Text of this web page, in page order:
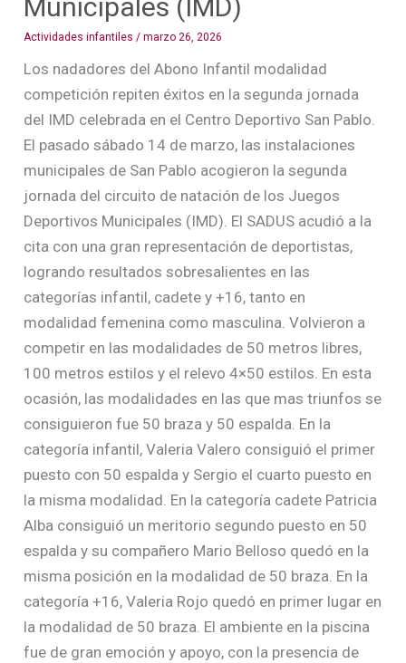
Municipales (IMD)
Actividades infantiles /marzo 26, 2026
Los nadadores del Abono Infantil modalidad
competición repiten éxitos en la segunda jornada
del IMD celebrada en el Centro Deportivo San Pablo.
El pasado sábado 14 de marzo, las instalaciones
municipales de San Pablo acogieron la segunda
jornada del circuito de natación de los Juegos
Deportivos Municipales (IMD). El SADUS acudió a la
cita con una gran representación de deportistas,
logrando resultados sobresalientes en las
categorías infantil, cadete y +16, tanto en
modalidad femenina como masculina. Volvieron a
competir en las modalidades de 50 metros libres,
100 metros estilos y el relevo 4×50 estilos. En esta
ocasión, las modalidades en las que mas triunfos se
consiguieron fue 50 braza y 50 espalda. En la
categoría infantil, Valeria Valero consiguió el primer
puesto con 50 espalda y Sergio el cuarto puesto en
la misma modalidad. En la categoría cadete Patricia
Alba consiguió un meritorio segundo puesto en 50
espalda y su compañero Mario Belloso quedó en la
misma posición en la modalidad de 50 braza. En la
categoría +16, Valeria Rojo quedó en primer lugar en
la modalidad de 50 braza. El ambiente en la piscina
fue de gran emoción y apoyo, con la presencia de